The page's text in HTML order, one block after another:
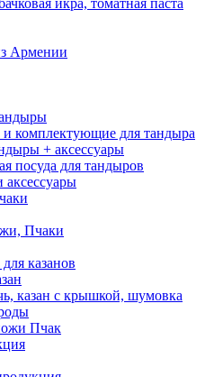
икра, томатная паста
Армении
и комплектующие для тандыра
+ аксессуары
посуда для тандыров
Пчаки
казанов
казан с крышкой, шумовка
Пчак